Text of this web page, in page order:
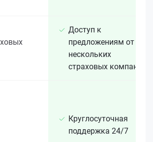
Доступ к
предложениям от
нескольких
страховых компаний
Круглосуточная
поддержка 24/7